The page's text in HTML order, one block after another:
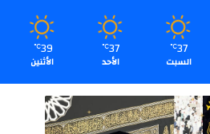
37
℃
السبت
37
℃
الأحد
39
℃
الأثنين